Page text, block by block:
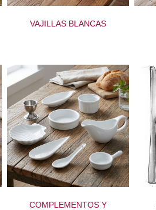
VAJILLAS BLANCAS
COMPLEMENTOS Y